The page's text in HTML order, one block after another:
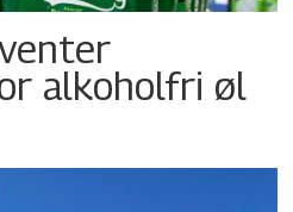
alkoholfri øl